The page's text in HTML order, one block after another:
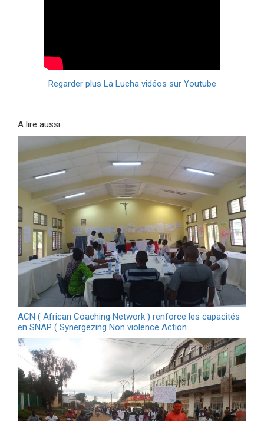
Regarder plus La Lucha vidéos sur Youtube
A lire aussi :
ACN ( African Coaching Network ) renforce les capacités
en SNAP ( Synergezing Non violence Action…